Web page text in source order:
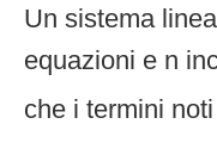
Un sistema
equazioni e n
che i termini